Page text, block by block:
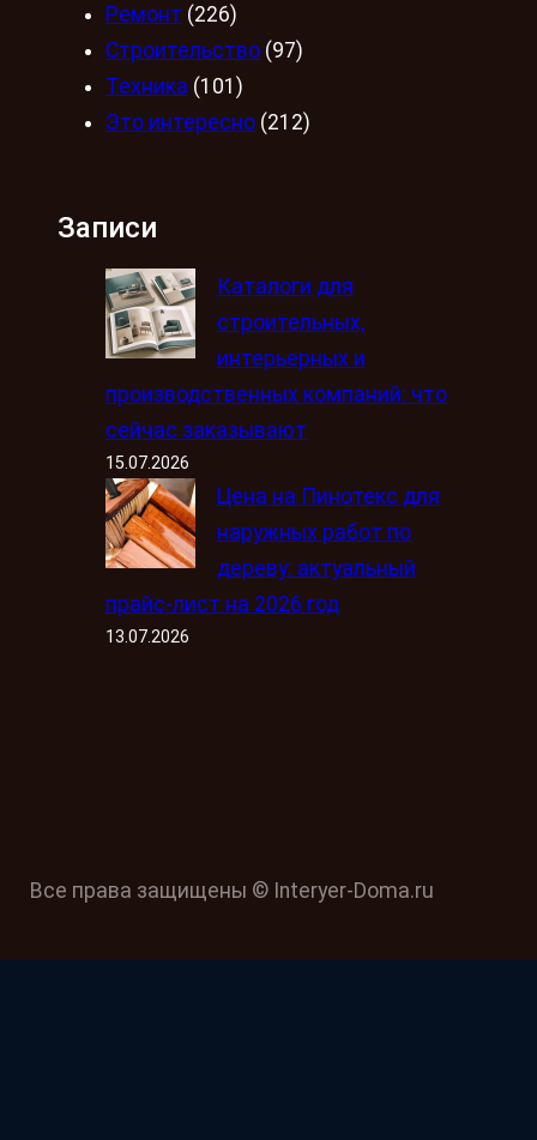
Ремонт (226)
Строительство (97)
Техника (101)
Это интересно (212)
Записи
Каталоги для
строительных,
интерьерных и
производственных компаний: что
сейчас заказывают
15.07.2026
Цена на Пинотекс для
наружных работ по
дереву: актуальный
прайс-лист на 2026 год
13.07.2026
Все права защищены © Interyer-Doma.ru